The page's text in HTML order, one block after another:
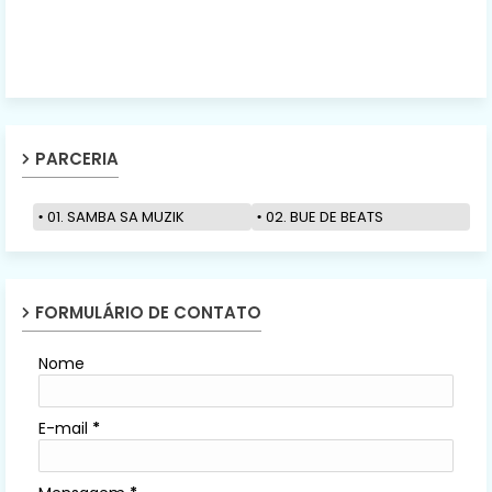
PARCERIA
01. SAMBA SA MUZIK 02. BUE DE BEATS
FORMULÁRIO DE CONTATO
Nome
E-mail *